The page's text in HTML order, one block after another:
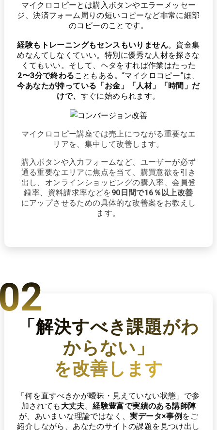
マイクロコピーとは購入ボタンやエラーメッセー
ジ、決済フォーム周りの短いコピーなど非常に細部
のコピーのことです。
経験もトレーニングもセンスもいりません。資金集
めなんてしなくていい。 特別に優秀な人材を探さな
くてもいい。 そして、ヘタをすれば作業はたった
2〜3分で終わる こともある。“マイクロコピー”は、
今あなたが持っている「お金」「人材」「時間」だ
けで、 すぐに始められます。
マイクロコピー講座では売上につながる重要なエ
リアを、集中して改善します。
購入ボタンや入力フォームなど、ユーザーが必ず
通る重要なエリアに焦点を当て、購買意欲を引き
出し、オンラインショッピングの購入率、会員登
録率、資料請求率などを90日間で16％以上改善
にアップさせるための具体的な改善案をお教えし
ます。
「解決すべき課題がわ
からない」
を改善します
「何を直すべきかが曖昧・見えていない状態」で参
加されても 大丈夫。経験豊富で実績のある講師陣
が、あいまいな理論ではなく、実データ×事例 をご
紹介しながら、 あなたのサイトの課題を見つけ出し